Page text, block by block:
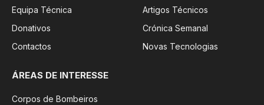
Equipa Técnica
Donativos
Contactos
Artigos Técnicos
Crónica Semanal
Novas Tecnologias
ÁREAS DE INTERESSE
Corpos de Bombeiros